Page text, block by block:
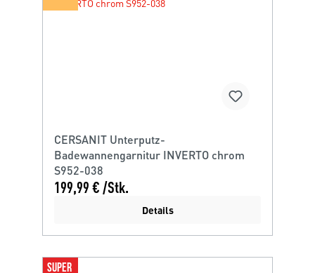
CERSANIT Unterputz-
Badewannengarnitur INVERTO chrom
S952-038
199,99 € /Stk.
Details
SUPER